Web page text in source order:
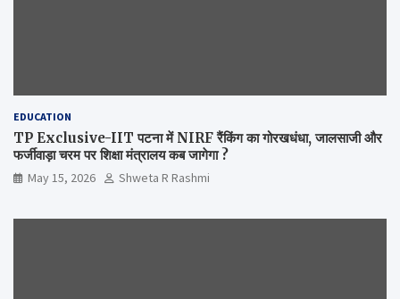
EDUCATION
TP Exclusive-IIT पटना में NIRF रैंकिंग का गोरखधंधा, जालसाजी और
फर्जीवाड़ा चरम पर शिक्षा मंत्रालय कब जागेगा ?
May 15, 2026 Shweta R Rashmi